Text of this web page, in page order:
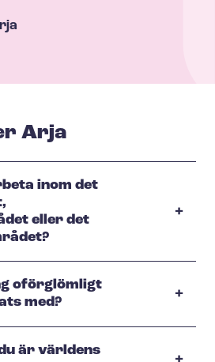
Arja
inom det
eller det
oförglömligt
med?
är världens